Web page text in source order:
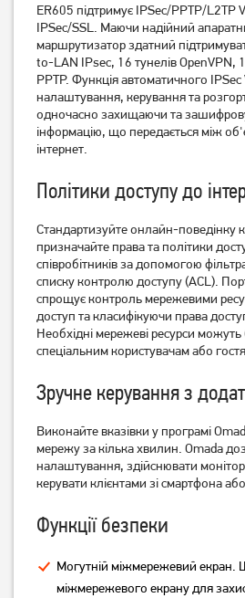
Маршрутизатор TP-Link
1 199грн 1
Маршрутизатор Mercusys
ER605 підтримує IPSec/PPTP/L2TP
IPSec/SSL. Маючи надійний
маршрутизатор здатний
to-LAN IPsec, 16 тунелів OpenVPN,
PPTP. Функція автоматичного
налаштування, керування та
одночасно захищаючи та
інформацію, що передається між
інтернет.
Політики доступу до
Стандартизуйте онлайн-поведінку
призначайте права та політики
співробітників за допомогою
списку контролю доступу (ACL).
спрощує контроль мережевими
доступ та класифікуючи права
Необхідні мережеві ресурси можуть
спеціальним користувачам або
Зручне керування з
Виконайте вказівки у програмі
мережу за кілька хвилин. Omada
налаштування, здійснювати
керувати клієнтами зі смартфона
Функції безпеки
Могутній міжмережевий екран.
міжмережевого екрану для